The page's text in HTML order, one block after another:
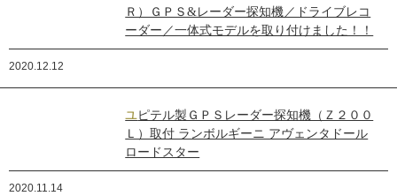
Ｒ）ＧＰＳ&レーダー探知機／ドライブレコ
ーダー／一体式モデルを取り付けました！！
2020.12.12
ユピテル製ＧＰＳレーダー探知機（Ｚ２００
Ｌ）取付 ランボルギーニ アヴェンタドール
ロードスター
2020.11.14